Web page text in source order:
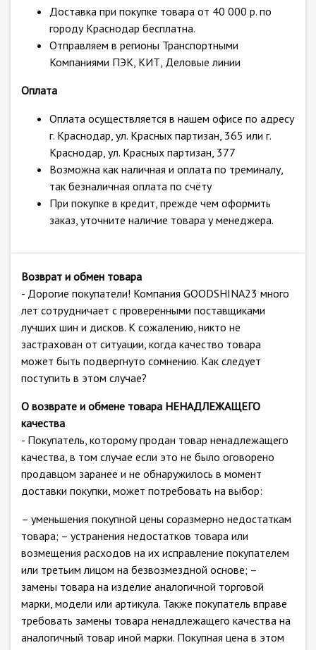
Доставка при покупке товара от 40 000 р. по
городу Краснодар бесплатна.
Отправляем в регионы Транспортными
Компаниями ПЭК, КИТ, Деловые линии
Оплата
Оплата осуществляется в нашем офисе по адресу
г. Краснодар, ул. Красных партизан, 365 или г.
Краснодар, ул. Красных партизан, 377
Возможна как наличная и оплата по треминалу,
так безналичная оплата по счёту
При покупке в кредит, прежде чем оформить
заказ, уточните наличие товара у менеджера.
Возврат и обмен товара
- Дорогие покупатели! Компания GOODSHINA23 много
лет сотрудничает с проверенными поставщиками
лучших шин и дисков. К сожалению, никто не
застрахован от ситуации, когда качество товара
может быть подвергнуто сомнению. Как следует
поступить в этом случае?
О возврате и обмене товара НЕНАДЛЕЖАЩЕГО
качества
- Покупатель, которому продан товар ненадлежащего
качества, в том случае если это не было оговорено
продавцом заранее и не обнаружилось в момент
доставки покупки, может потребовать на выбор:
– уменьшения покупной цены соразмерно недостаткам
товара; – устранения недостатков товара или
возмещения расходов на их исправление покупателем
или третьим лицом на безвозмездной основе; –
замены товара на изделие аналогичной торговой
марки, модели или артикула. Также покупатель вправе
требовать замены товара ненадлежащего качества на
аналогичный товар иной марки. Покупная цена в этом